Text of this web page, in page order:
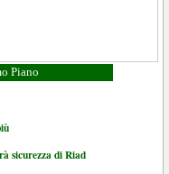
Piano
sicurezza di Riad